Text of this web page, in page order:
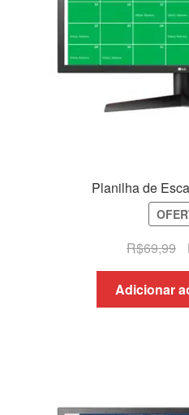
Planilha de
R$69,99
O
Adicionar